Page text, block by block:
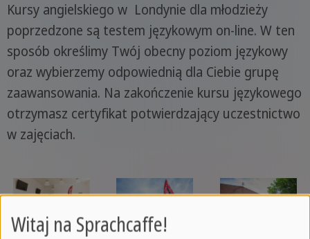
Kursy angielskiego w Londynie dla młodzieży
poprzedzone są testem językowym on-line. W ten
sposób określimy Twój obecny poziom językowy
oraz wybierzemy odpowiednią dla Ciebie grupę
zaawansowania. Na zakończenie kursu językowego
otrzymasz certyfikat potwierdzający uczestnictwo
w zajęciach.
Witaj na Sprachcaffe!